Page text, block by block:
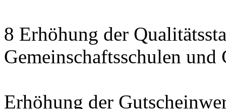
8 Erhöhung der
Gemeinschaftsschulen und
Erhöhung der